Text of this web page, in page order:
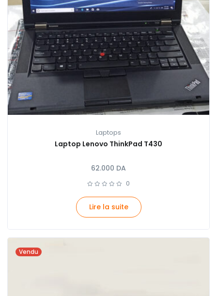
Laptops
Laptop Lenovo ThinkPad T430
62.000 DA
0
Lire la suite
Vendu